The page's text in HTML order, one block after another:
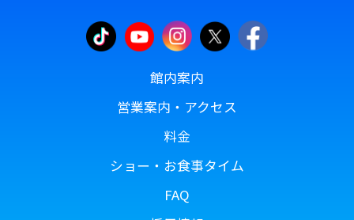
館内案内
営業案内・アクセス
料金
ショー・お食事タイム
FAQ